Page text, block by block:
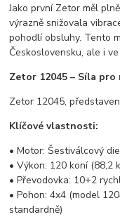
Jako první Zetor měl
výrazně snižovala
pohodlí obsluhy. Tento
Československu, ale i
Zetor 12045 – Síla
Zetor 12045,
Klíčové vlastnosti:
• Motor: Šestiválcový
• Výkon: 120 koní (88,2
• Převodovka: 10+2
• Pohon: 4x4 (model
standardně)